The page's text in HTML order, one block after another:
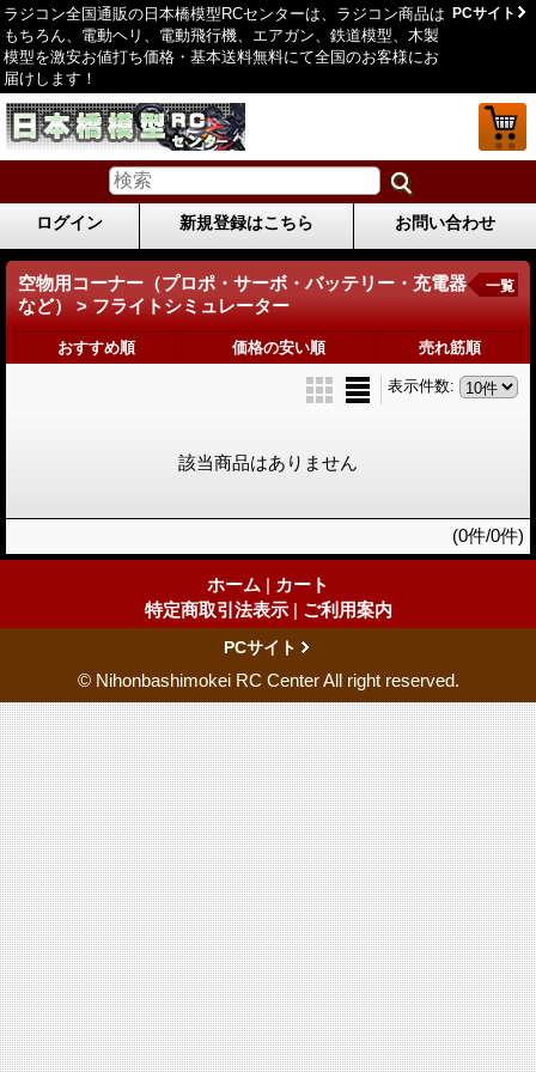
ラジコン全国通販の日本橋模型RCセンターは、ラジコン商品は
もちろん、電動ヘリ、電動飛行機、エアガン、鉄道模型、木製
模型を激安お値打ち価格・基本送料無料にて全国のお客様にお
届けします！
PCサイト
ログイン 新規登録はこちら お問い合わせ
空物用コーナー（プロポ・サーボ・バッテリー・充電器
など） > フライトシミュレーター
一覧
おすすめ順 価格の安い順 売れ筋順
表示件数:
該当商品はありません
(0件/0件)
ホーム | カート
特定商取引法表示 | ご利用案内
PCサイト
© Nihonbashimokei RC Center All right reserved.